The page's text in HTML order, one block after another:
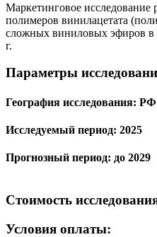
Маркетинговое исследование
полимеров винилацетата
сложных виниловых эфиров
г.
Параметры
География исследования: РФ
Исследуемый период: 2025
Прогнозный период: до 2029
Стоимость
Условия оплаты: